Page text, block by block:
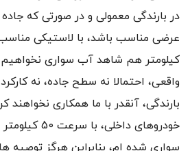
در بارندگی معمولی و در صورتی که
کیلومتر هم شاهد آب سواری نخواهیم
واقعی، احتمالا نه سطح جاده، نه
بارندگی، آنقدر با ما همکاری نخواهند
خودروهای
سواری شده ام، بنابراین هرگز توصیه